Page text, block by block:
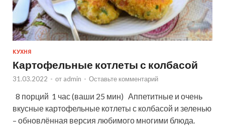
КУХНЯ
Картофельные котлеты с колбасой
31.03.2022 - от admin - Оставьте комментарий
8 порций 1 час (ваши 25 мин) Аппетитные и очень
вкусные картофельные котлеты с колбасой и зеленью
– обновлённая версия любимого многими блюда.